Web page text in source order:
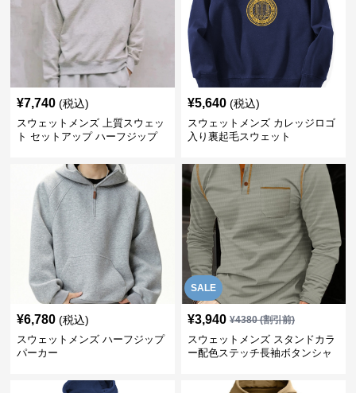
¥7,740 (税込)
スウェットメンズ 上質スウェッ
ト セットアップ ハーフジップ
¥5,640 (税込)
スウェットメンズ カレッジロゴ
入り裏起毛スウェット
¥6,780 (税込)
スウェットメンズ ハーフジップ
パーカー
SALE
¥3,940 ¥4380(割引前)
スウェットメンズ スタンドカラ
ー配色ステッチ長袖ボタンシャ